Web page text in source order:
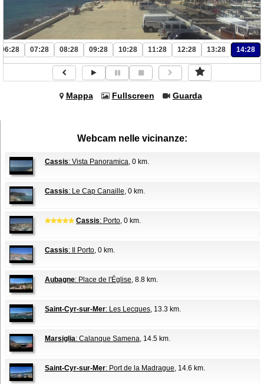
06:28 07:28 08:28 09:28 10:28 11:28 12:28 13:28 14:28
Mappa Fullscreen Guarda
Webcam nelle vicinanze:
Cassis: Vista Panoramica, 0 km.
Cassis: Le Cap Canaille, 0 km.
Cassis: Porto, 0 km.
Cassis: Il Porto, 0 km.
Aubagne: Place de l'Église, 8.8 km.
Saint-Cyr-sur-Mer: Les Lecques, 13.3 km.
Marsiglia: Calanque Samena, 14.5 km.
Saint-Cyr-sur-Mer: Port de la Madrague, 14.6 km.